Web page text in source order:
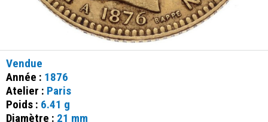
Vendue
Année : 1876
Atelier : Paris
Poids : 6.41 g
Diamètre : 21 mm